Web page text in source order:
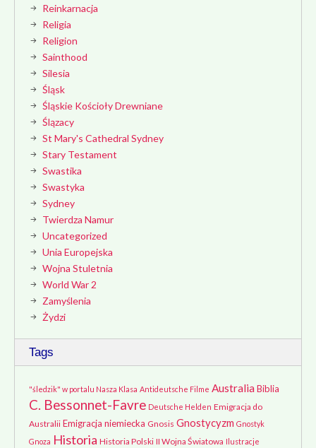
Reinkarnacja
Religia
Religion
Sainthood
Silesia
Śląsk
Śląskie Kościoły Drewniane
Ślązacy
St Mary's Cathedral Sydney
Stary Testament
Swastika
Swastyka
Sydney
Twierdza Namur
Uncategorized
Unia Europejska
Wojna Stuletnia
World War 2
Zamyślenia
Żydzi
Tags
"śledzik" w portalu Nasza Klasa Antideutsche Filme AustraliaBiblia
C. Bessonnet-Favre Deutsche Helden Emigracja do
Australii Emigracja niemiecka Gnosis Gnostycyzm Gnostyk
Gnoza Historia Historia Polski II Wojna Światowa Ilustracje